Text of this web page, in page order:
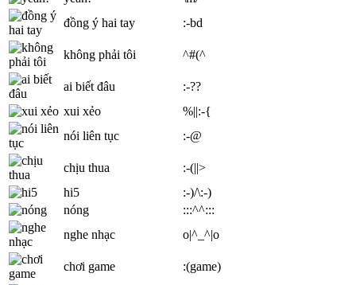
đồng ý hai tay
:-bd
không phải tôi ^#(^
ai biết đâu
:-??
xui xẻo
%||:-{
nói liên tục
:-@
chịu thua
:-(||>
hi5
:-)/\:-)
nóng
:::^^:::
nghe nhạc
o|^_^|o
chơi game :(game)